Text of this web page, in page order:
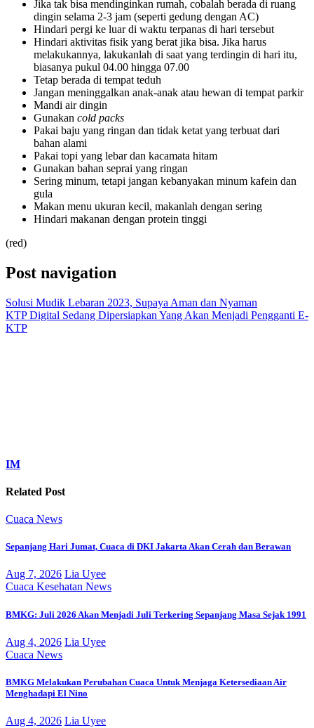
Jika tak bisa mendinginkan rumah, cobalah berada di ruang
dingin selama 2-3 jam (seperti gedung dengan AC)
Hindari pergi ke luar di waktu terpanas di hari tersebut
Hindari aktivitas fisik yang berat jika bisa. Jika harus
melakukannya, lakukanlah di saat yang terdingin di hari itu,
biasanya pukul 04.00 hingga 07.00
Tetap berada di tempat teduh
Jangan meninggalkan anak-anak atau hewan di tempat parkir
Mandi air dingin
Gunakan cold packs
Pakai baju yang ringan dan tidak ketat yang terbuat dari
bahan alami
Pakai topi yang lebar dan kacamata hitam
Gunakan bahan seprai yang ringan
Sering minum, tetapi jangan kebanyakan minum kafein dan
gula
Makan menu ukuran kecil, makanlah dengan sering
Hindari makanan dengan protein tinggi
(red)
Post navigation
Solusi Mudik Lebaran 2023, Supaya Aman dan Nyaman
KTP Digital Sedang Dipersiapkan Yang Akan Menjadi Pengganti E-
KTP
IM
Related Post
Cuaca News
Sepanjang Hari Jumat, Cuaca di DKI Jakarta Akan Cerah dan Berawan
Aug 7, 2026 Lia Uyee
Cuaca Kesehatan News
BMKG: Juli 2026 Akan Menjadi Juli Terkering Sepanjang Masa Sejak 1991
Aug 4, 2026 Lia Uyee
Cuaca News
BMKG Melakukan Perubahan Cuaca Untuk Menjaga Ketersediaan Air
Menghadapi El Nino
Aug 4, 2026 Lia Uyee